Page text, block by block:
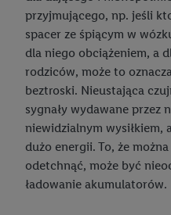
przyjmującego, np. jeśli
spacer ze śpiącym w
dla niego obciążeniem, a
rodziców, może to
beztroski. Nieustająca
sygnały wydawane przez
niewidzialnym wysiłkiem,
dużo energii. To, że
odetchnąć, może być
ładowanie akumulatorów.
(tzw. segmentów). W związku
marketingowych,
pomiaru wydajności/
docelowych, opracowywania
bezpieczeństwa
konkretnych treści.
Jeśli użytkownik wyrazi zgodę
utworzy konto Lidl Plus lub
Lidl Plus, możemy również